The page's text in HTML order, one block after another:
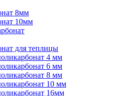
8мм
10мм
для теплицы
4 мм
6 мм
8 мм
10 мм
16мм